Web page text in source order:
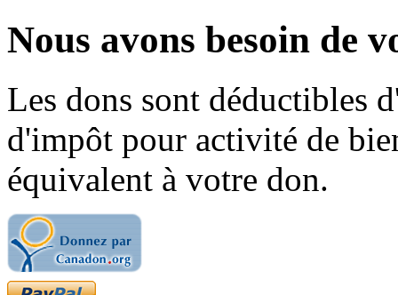
Nous avons besoin de
Les dons sont déductibles
d'impôt pour activité de
équivalent à votre don.